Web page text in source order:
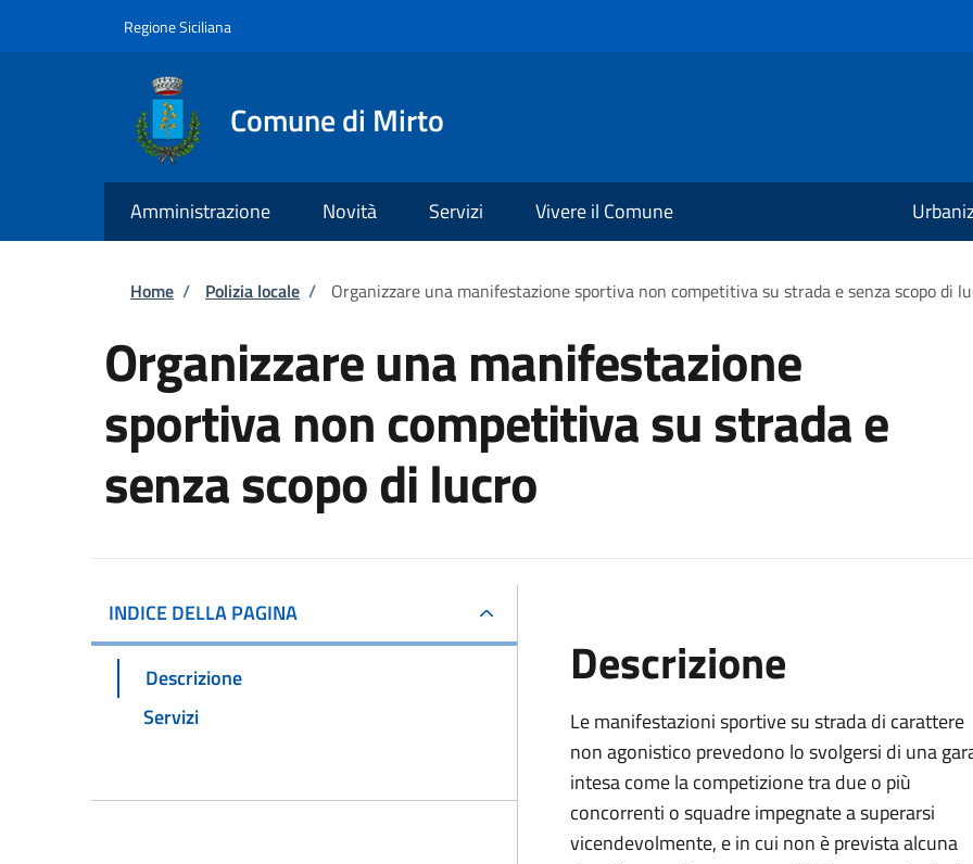
Regione Siciliana
Comune di Mirto
Amministrazione Novità Servizi Vivere il Comune
Briciole di pane
Home / Polizia locale / Organizzare una manifestazione sportiva non competitiva su strada e senza scopo di
Organizzare una manifestazione
sportiva non competitiva su strada e
senza scopo di lucro
INDICE DELLA PAGINA
Descrizione
Servizi
Descrizione
Le manifestazioni sportive su strada di carattere
non agonistico prevedono lo svolgersi di una
intesa come la competizione tra due o più
concorrenti o squadre impegnate a superarsi
vicendevolmente, e in cui non è prevista alcuna